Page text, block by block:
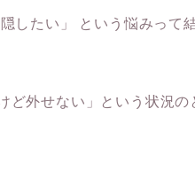
したい」 という悩みって
ど外せない」という状況の